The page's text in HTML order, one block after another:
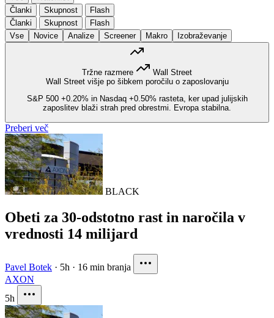
Članki
Skupnost
Flash
Članki
Skupnost
Flash
Vse
Novice Analize Screener Makro Izobraževanje
Tržne razmere
Wall Street
Wall Street višje po šibkem poročilu o zaposlovanju
S&P 500 +0.20% in Nasdaq +0.50% rasteta, ker upad julijskih
zaposlitev blaži strah pred obrestmi. Evropa stabilna.
Preberi več
BLACK
Obeti za 30-odstotno rast in naročila v
vrednosti 14 milijard
Pavel Botek · 5h · 16 min branja
AXON
5h